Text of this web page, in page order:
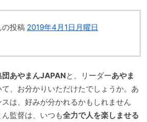
の投稿 2019年4月1日月曜日
あやまんJAPANと、リーダーあやま
、お分かりいただけたでしょうか。あ
は、好みが分かれるかもしれません
監督は、いつも全力で人を楽しませる